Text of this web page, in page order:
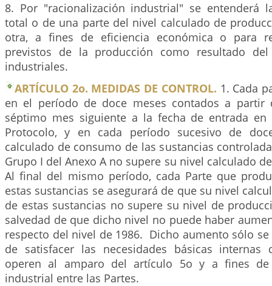
8. Por "racionalización industrial" se entenderá
total o de una parte del nivel calculado de
otra, a fines de eficiencia económica o para
previstos de la producción como resultado
industriales.
ARTÍCULO 2o. MEDIDAS DE CONTROL. 1. Cada
en el período de doce meses contados a
séptimo mes siguiente a la fecha de entrada en
Protocolo, y en cada período sucesivo de
calculado de consumo de las sustancias
Grupo I del Anexo A no supere su nivel calculado
Al final del mismo período, cada Parte que
estas sustancias se asegurará de que su nivel
de estas sustancias no supere su nivel de
salvedad de que dicho nivel no puede haber
respecto del nivel de 1986. Dicho aumento sólo
de satisfacer las necesidades básicas internas
operen al amparo del artículo 5o y a fines de
industrial entre las Partes.